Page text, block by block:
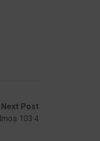
Next Post
103:4